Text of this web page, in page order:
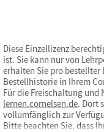
Diese Einzellizenz
ist. Sie kann nur von
erhalten Sie pro bestellter
Bestellhistorie in Ihrem
Für die Freischaltung und
lernen.cornelsen.de. Dort
vollumfänglich zur
Bitte beachten Sie, dass